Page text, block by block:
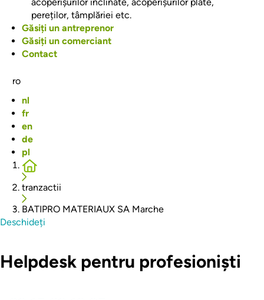
pereților, tâmplăriei etc.
Găsiți un antreprenor
Găsiți un comerciant
Contact
ro
nl
fr
en
de
pl
Breadcrumb
tranzactii
BATIPRO MATERIAUX SA Marche
Deschideți
Helpdesk pentru profesioniști